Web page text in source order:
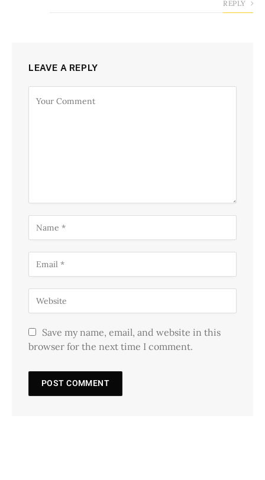
REPLY
LEAVE A REPLY
Save my name, email, and website in this
browser for the next time I comment.